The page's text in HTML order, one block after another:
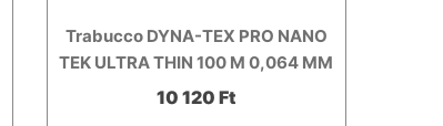
Trabucco DYNA-TEX PRO NANO
TEK ULTRA THIN 100 M 0,064 MM
10 120 Ft